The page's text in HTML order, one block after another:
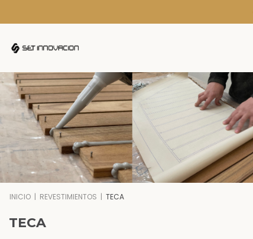
INICIO | REVESTIMIENTOS | TECA
TECA